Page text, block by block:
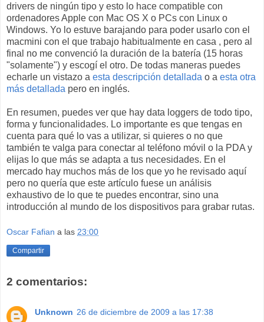
drivers de ningún tipo y esto lo hace compatible con
ordenadores Apple con Mac OS X o PCs con Linux o
Windows. Yo lo estuve barajando para poder usarlo con el
macmini con el que trabajo habitualmente en casa , pero al
final no me convenció la duración de la batería (15 horas
"solamente") y escogí el otro. De todas maneras puedes
echarle un vistazo a esta descripción detallada o a esta otra
más detallada pero en inglés.
En resumen, puedes ver que hay data loggers de todo tipo,
forma y funcionalidades. Lo importante es que tengas en
cuenta para qué lo vas a utilizar, si quieres o no que
también te valga para conectar al teléfono móvil o la PDA y
elijas lo que más se adapta a tus necesidades. En el
mercado hay muchos más de los que yo he revisado aquí
pero no quería que este artículo fuese un análisis
exhaustivo de lo que te puedes encontrar, sino una
introducción al mundo de los dispositivos para grabar rutas.
Oscar Fafian a las 23:00
Compartir
2 comentarios:
Unknown 26 de diciembre de 2009 a las 17:38